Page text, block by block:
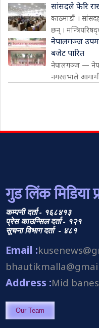
सांसदले फेरि
काठमाडौं ।
छन् ।
नेपालगञ्ज
बजेट पारित
नेपालगञ्ज —
नगरसभाले
गुड लिंक मिडिया
कम्पनी दर्ता - १६८४१३
प्रेस काउन्सिल दर्ता - १२१
सूचना विभाग दर्ता - ४८१
Email :
Address :Mid
Our Team